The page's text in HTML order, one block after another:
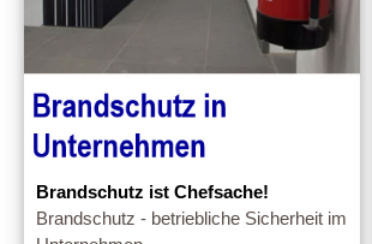
Brandschutz ist Chefsache!
Brandschutz - betriebliche Sicherheit im